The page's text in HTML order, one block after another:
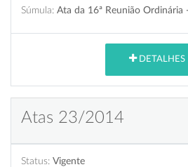
Súmula: Ata da 16ª Reunião
DETALHES
Atas 23/2014
Status: Vigente